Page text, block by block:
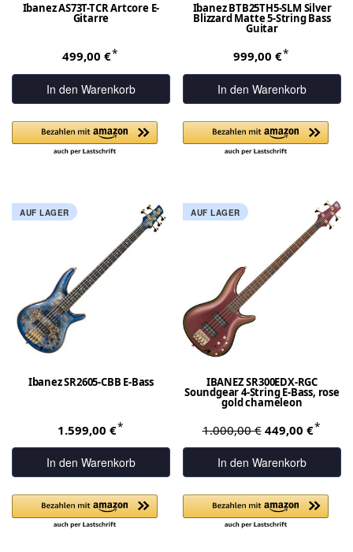
Ibanez AS73T-TCR Artcore E-
Gitarre
499,00 €*
In den Warenkorb
Ibanez BTB25TH5-SLM Silver
Blizzard Matte 5-String Bass
Guitar
999,00 €*
In den Warenkorb
AUF LAGER
Ibanez SR2605-CBB E-Bass
1.599,00 €*
In den Warenkorb
AUF LAGER
IBANEZ SR300EDX-RGC
Soundgear 4-String E-Bass, rose
gold chameleon
1.000,00 € 449,00 €*
In den Warenkorb